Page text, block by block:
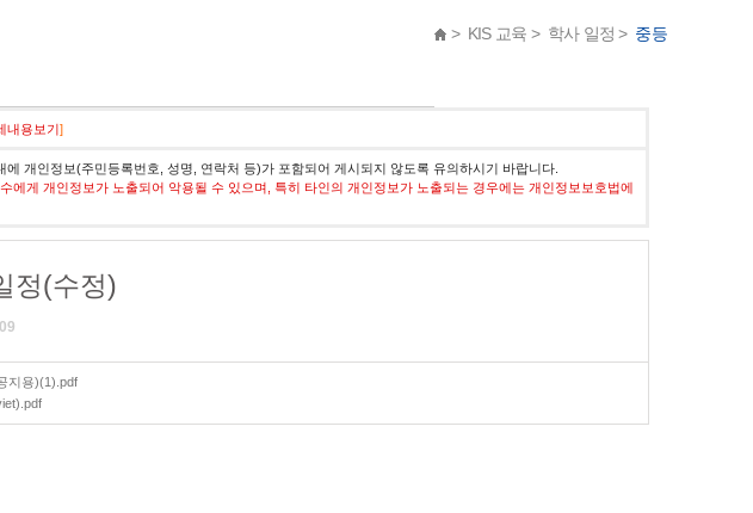
> KIS 교육 > 학사 일정 > 중등
내용보기]
개인정보(주민등록번호, 성명, 연락처 등)가 포함되어 게시되지 않도록 유의하시기 바랍니다.
에게 개인정보가 노출되어 악용될 수 있으며, 특히 타인의 개인정보가 노출되는 경우에는 개인정보보호법에
정(수정)
지용)(1).pdf